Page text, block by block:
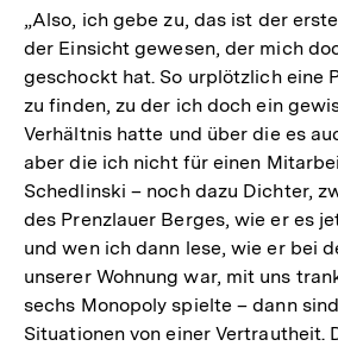
„Also, ich gebe zu, das ist der
der Einsicht gewesen, der mich
geschockt hat. So urplötzlich eine
zu finden, zu der ich doch ein
Verhältnis hatte und über die es
aber die ich nicht für einen
Schedlinski – noch dazu Dichter,
des Prenzlauer Berges, wie er es
und wen ich dann lese, wie er bei
unserer Wohnung war, mit uns
sechs Monopoly spielte – dann
Situationen von einer Vertrautheit.